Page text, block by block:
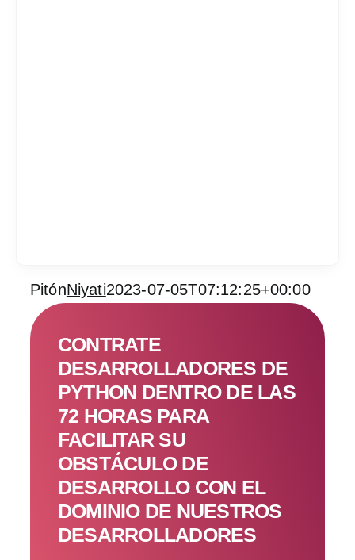
Services
Contratar
RFP
PitónNiyati2023-07-05T07:12:25+00:00
CONTRATE
DESARROLLADORES DE
PYTHON DENTRO DE LAS
72 HORAS PARA
FACILITAR SU
OBSTÁCULO DE
DESARROLLO CON EL
DOMINIO DE NUESTROS
DESARROLLADORES